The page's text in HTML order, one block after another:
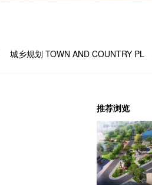
城乡规划 TOWN AND COUNTRY PL
推荐浏览